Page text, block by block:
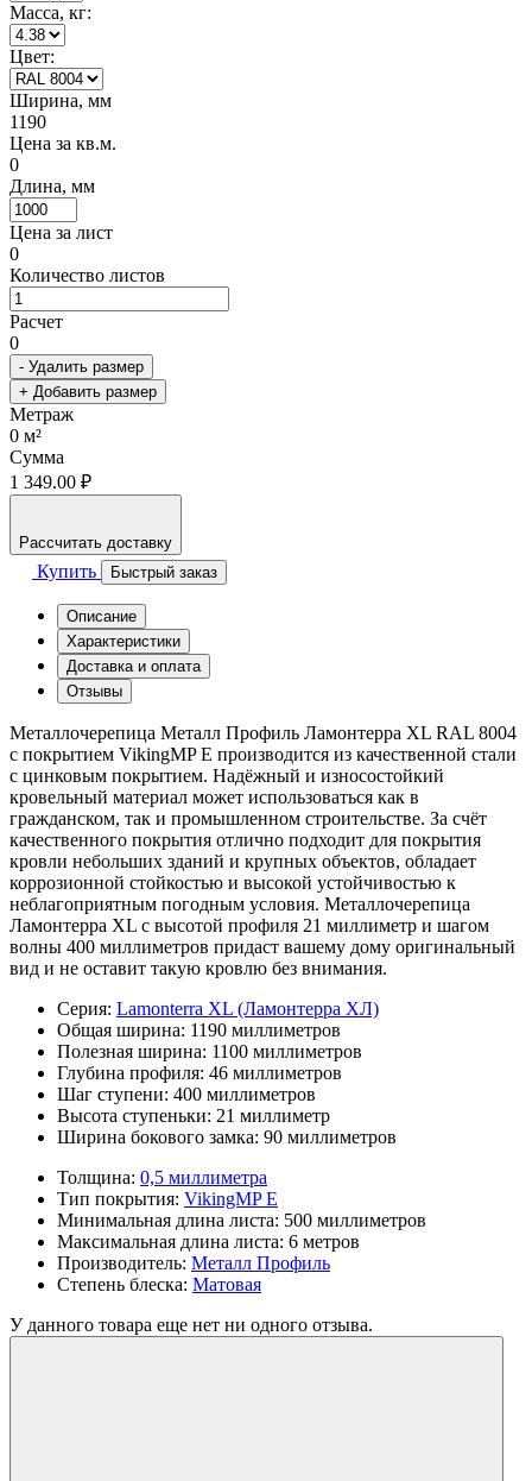
Масса, кг:
Цвет:
Ширина, мм
1190
Цена за кв.м.
0
Длина, мм
Цена за лист
0
Количество листов
Расчет
0
- Удалить размер
+ Добавить размер
Метраж
0 м²
Сумма
1 349.00 ₽
Рассчитать доставку
Купить Быстрый заказ
Описание
Характеристики
Доставка и оплата
Отзывы
Металлочерепица Металл Профиль Ламонтерра XL RAL 8004
с покрытием VikingMP E производится из качественной стали
с цинковым покрытием. Надёжный и износостойкий
кровельный материал может использоваться как в
гражданском, так и промышленном строительстве. За счёт
качественного покрытия отлично подходит для покрытия
кровли небольших зданий и крупных объектов, обладает
коррозионной стойкостью и высокой устойчивостью к
неблагоприятным погодным условия. Металлочерепица
Ламонтерра XL с высотой профиля 21 миллиметр и шагом
волны 400 миллиметров придаст вашему дому оригинальный
вид и не оставит такую кровлю без внимания.
Серия: Lamonterra XL (Ламонтерра ХЛ)
Общая ширина: 1190 миллиметров
Полезная ширина: 1100 миллиметров
Глубина профиля: 46 миллиметров
Шаг ступени: 400 миллиметров
Высота ступеньки: 21 миллиметр
Ширина бокового замка: 90 миллиметров
Толщина: 0,5 миллиметра
Тип покрытия: VikingMP E
Минимальная длина листа: 500 миллиметров
Максимальная длина листа: 6 метров
Производитель: Металл Профиль
Степень блеска: Матовая
У данного товара еще нет ни одного отзыва.